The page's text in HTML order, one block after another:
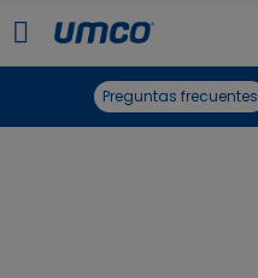
Preguntas frecuentes